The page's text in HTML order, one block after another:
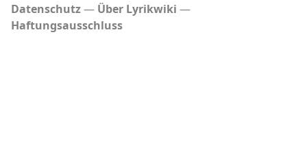
Datenschutz
Über Lyrikwiki
Haftungsausschluss